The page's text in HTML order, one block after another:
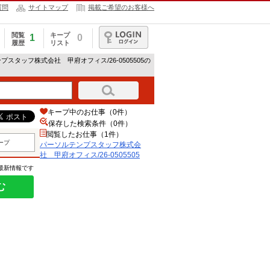
問 サイトマップ 掲載ご希望のお客様へ
閲覧
履歴
1
キープ
リスト
0
ログイン
プスタッフ株式会社 甲府オフィス/26-0505505の
プ
新情報です
キープ中のお仕事（0件）
保存した検索条件（0件）
閲覧したお仕事（1件）
パーソルテンプスタッフ株式会
社 甲府オフィス/26-0505505